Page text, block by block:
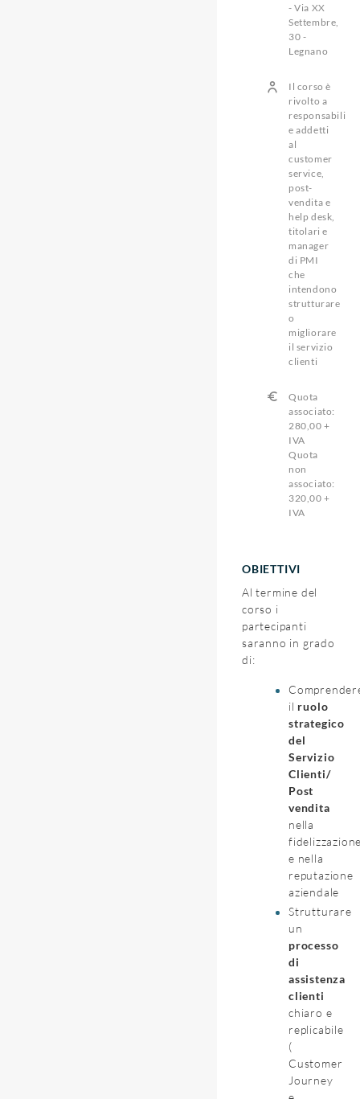
- Via XX
Settembre,
30 -
Legnano
Il corso è
rivolto a
responsabili
e addetti
al
customer
service,
post-
vendita e
help desk,
titolari e
manager
di PMI
che
intendono
strutturare
o
migliorare
il servizio
clienti
Quota
associato:
280,00 +
IVA
Quota
non
associato:
320,00 +
IVA
OBIETTIVI
Al termine del
corso i
partecipanti
saranno in grado
di:
il ruolo
strategico
del
Servizio
Clienti/
Post
vendita
nella
e nella
reputazione
aziendale
Strutturare
un
processo
di
assistenza
clienti
chiaro e
replicabile
(
Customer
Journey